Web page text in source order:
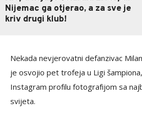
Nijemac ga otjerao, a za sve je
kriv drugi klub!
Nekada nevjerovatni defanzivac
je osvojio pet trofeja u Ligi
Instagram profilu fotografijom sa
svijeta.